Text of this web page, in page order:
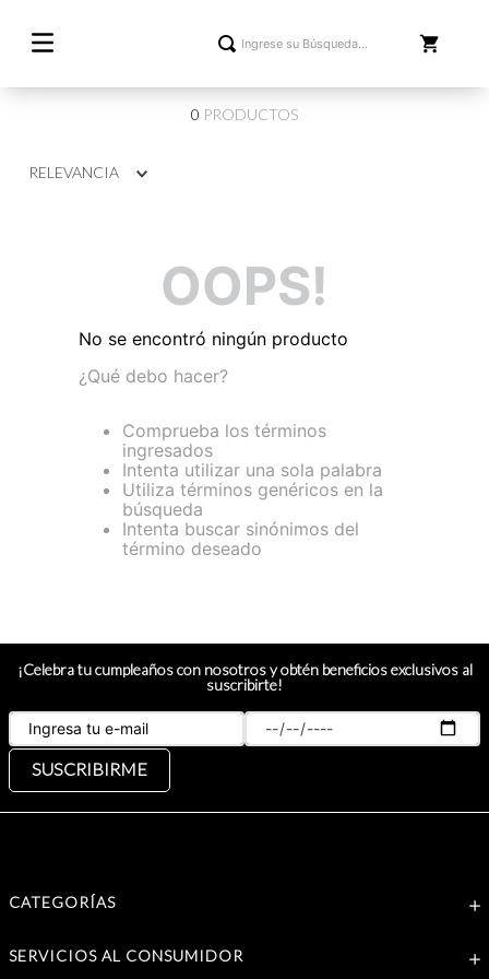
0 PRODUCTOS
RELEVANCIA
OOPS!
No se encontró ningún producto
¿Qué debo hacer?
Comprueba los términos
ingresados
Intenta utilizar una sola palabra
Utiliza términos genéricos en la
búsqueda
Intenta buscar sinónimos del
término deseado
¡Celebra tu cumpleaños con nosotros y obtén beneficios exclusivos al
suscribirte!
SUSCRIBIRME
CATEGORÍAS
SERVICIOS AL CONSUMIDOR